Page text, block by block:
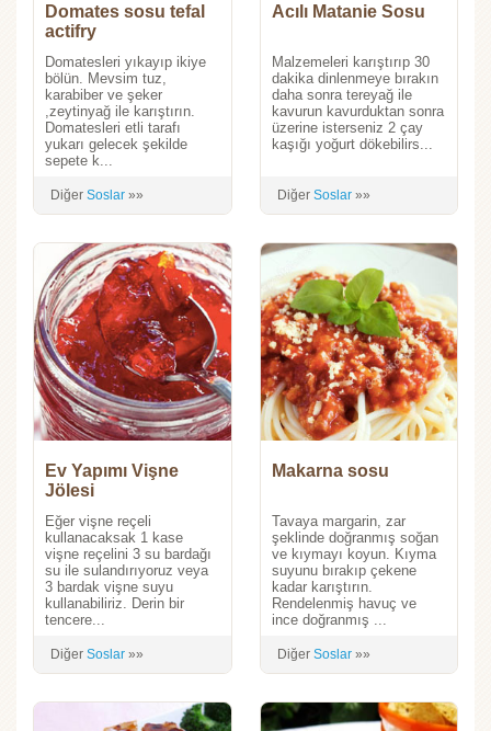
Domates sosu tefal
actifry
Domatesleri yıkayıp ikiye
bölün. Mevsim tuz,
karabiber ve şeker
,zeytinyağ ile karıştırın.
Domatesleri etli tarafı
yukarı gelecek şekilde
sepete k...
Diğer Soslar »»
Acılı Matanie Sosu
Malzemeleri karıştırıp 30
dakika dinlenmeye bırakın
daha sonra tereyağ ile
kavurun kavurduktan sonra
üzerine isterseniz 2 çay
kaşığı yoğurt dökebilirs...
Diğer Soslar»»
Ev Yapımı Vişne
Jölesi
Eğer vişne reçeli
kullanacaksak 1 kase
vişne reçelini 3 su bardağı
su ile sulandırıyoruz veya
3 bardak vişne suyu
kullanabiliriz. Derin bir
tencere...
Diğer Soslar »»
Makarna sosu
Tavaya margarin, zar
şeklinde doğranmış soğan
ve kıymayı koyun. Kıyma
suyunu bırakıp çekene
kadar karıştırın.
Rendelenmiş havuç ve
ince doğranmış ...
Diğer Soslar»»